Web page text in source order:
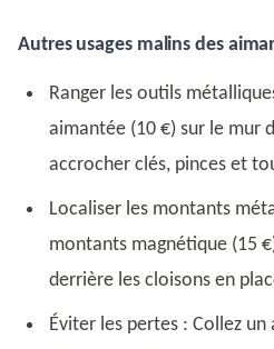
Autres usages malins des
Ranger les outils
aimantée (10 €) sur le mur
accrocher clés, pinces et
Localiser les montants
montants magnétique (15
derrière les cloisons en
Éviter les pertes : Collez